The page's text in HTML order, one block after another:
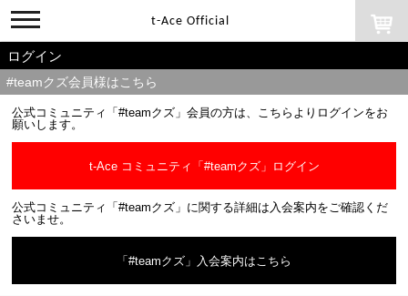
toggle
navigation
t-Ace Official
ログイン
#teamクズ会員様はこちら
公式コミュニティ「#teamクズ」会員の方は、こちらよりログインをお
願いします。
t-Ace コミュニティ「#teamクズ」ログイン
公式コミュニティ「#teamクズ」に関する詳細は入会案内をご確認くだ
さいませ。
「#teamクズ」入会案内はこちら